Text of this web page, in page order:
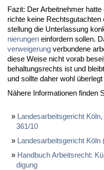
Fa­zit: Der Ar­beit­neh­mer
rich­te kei­ne
stel­lung die Un­ter­las­sung
nie­run­gen ein­for­dern sol­len.
ver­wei­ge­rung ver­bun­de­ne
die­se Wei­se nicht vor­ab
be­hal­tungs­rechts ist und
und soll­te da­her wohl über­legt
Nä­he­re In­for­ma­tio­nen fin­den
Lan­des­ar­beits­ge­richt
361/10
Lan­des­ar­beits­ge­richt Köln
Hand­buch Ar­beits­recht:
di­gung